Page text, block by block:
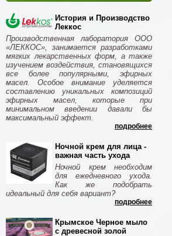
История и Производство
Леккос
Производственная лаборатория ООО
«ЛЕККОС», занимается разработками
мягких лекарственных форм, а также
изучением воздействия, становящихся
все более популярными, эфирных
масел. Особое внимание уделяется
составлению уникальных композиций
эфирных масел, которые при
минимальном введении давали бы
максимальный эффект.
подробнее
Ночной крем для лица -
важная часть ухода
Ночной крем необходим
для ежедневного ухода.
Как же подобрать
идеальный для себя вариант?
подробнее
Крымское Черное мыло
с древесной золой